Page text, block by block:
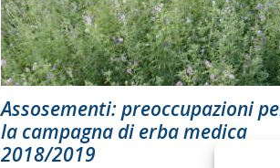
Assosementi: preoccupazioni
la campagna di erba medica
2018/2019